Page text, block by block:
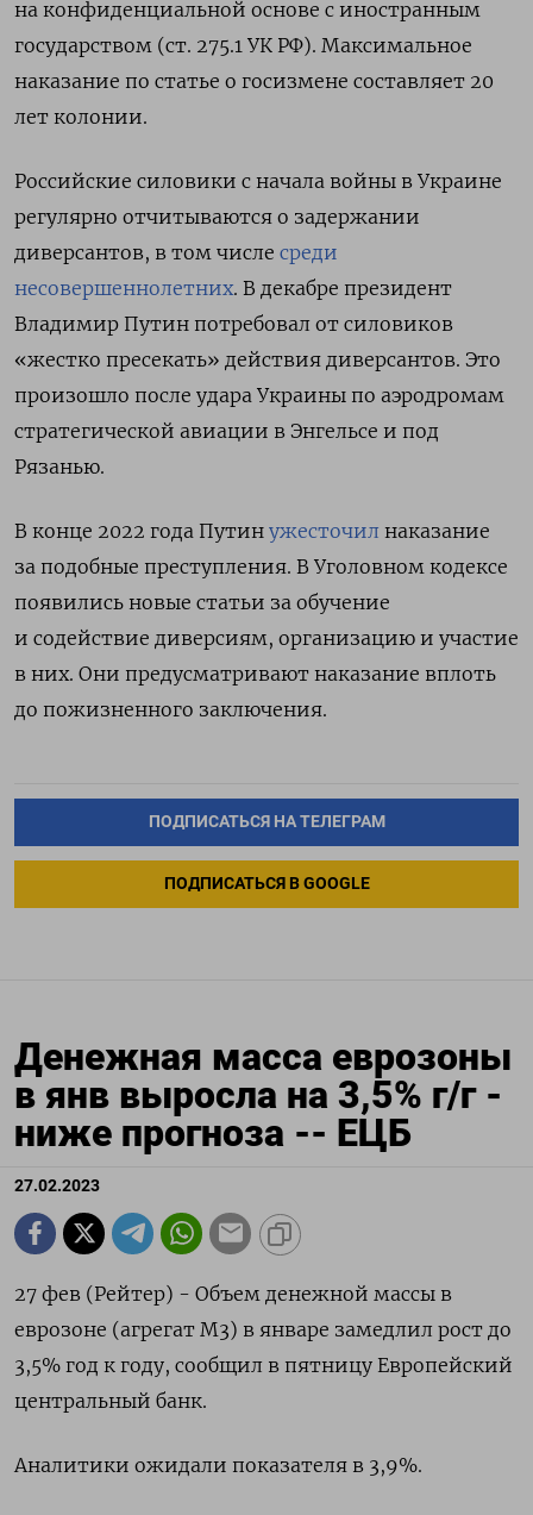
на конфиденциальной основе с иностранным
государством (ст. 275.1 УК РФ). Максимальное
наказание по статье о госизмене составляет 20
лет колонии.
Российские силовики с начала войны в Украине
регулярно отчитываются о задержании
диверсантов, в том числе среди
несовершеннолетних. В декабре президент
Владимир Путин потребовал от силовиков
«жестко пресекать» действия диверсантов. Это
произошло после удара Украины по аэродромам
стратегической авиации в Энгельсе и под
Рязанью.
В конце 2022 года Путин ужесточил наказание
за подобные преступления. В Уголовном кодексе
появились новые статьи за обучение
и содействие диверсиям, организацию и участие
в них. Они предусматривают наказание вплоть
до пожизненного заключения.
ПОДПИСАТЬСЯ НА ТЕЛЕГРАМ
ПОДПИСАТЬСЯ В GOOGLE
Денежная масса еврозоны
в янв выросла на 3,5% г/г -
ниже прогноза -- ЕЦБ
27.02.2023
27 фев (Рейтер) - Объем денежной массы в
еврозоне (агрегат М3) в январе замедлил рост до
3,5% год к году, сообщил в пятницу Европейский
центральный банк.
Аналитики ожидали показателя в 3,9%.